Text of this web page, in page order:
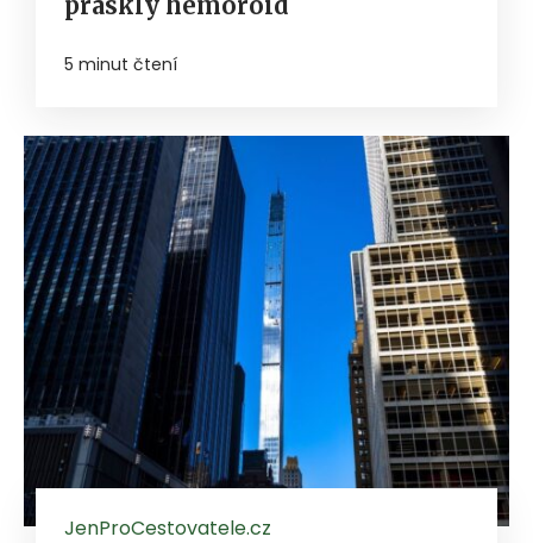
5 minut čtení
JenProCestovatele.cz